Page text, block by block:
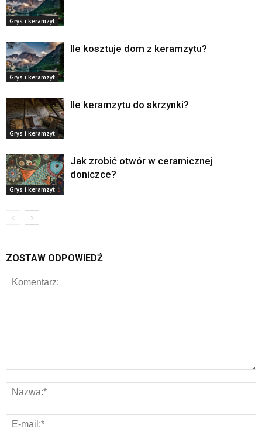
Grys i keramzyt
Grys i keramzyt
Ile kosztuje dom z keramzytu?
Grys i keramzyt
Ile keramzytu do skrzynki?
Grys i keramzyt
Jak zrobić otwór w ceramicznej
doniczce?
ZOSTAW ODPOWIEDŹ